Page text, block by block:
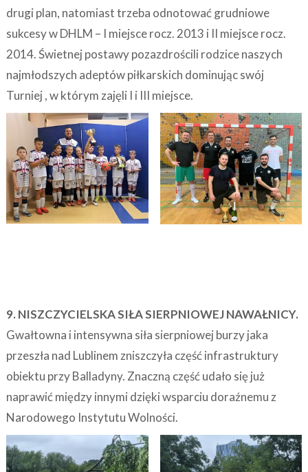
drugi plan, natomiast trzeba odnotować grudniowe
sukcesy w DHLM – I miejsce rocz. 2013 i II miejsce rocz.
2014. Świetnej postawy pozazdrościli rodzice naszych
najmłodszych adeptów piłkarskich dominując swój
Turniej , w którym zajęli I i III miejsce.
9. NISZCZYCIELSKA SIŁA SIERPNIOWEJ NAWAŁNICY.
Gwałtowna i intensywna siła sierpniowej burzy jaka
przeszła nad Lublinem zniszczyła część infrastruktury
obiektu przy Balladyny. Znaczną część udało się już
naprawić między innymi dzięki wsparciu doraźnemu z
Narodowego Instytutu Wolności.